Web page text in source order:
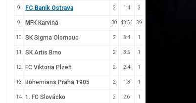
9. FC Baník Ostrava 2 1:4 3
9. MFK Karviná 30 43:51 39
10. SK Sigma Olomouc 2 3:4 1
11. SK Artis Brno 2 3:5 1
12. FC Viktoria Plzeň 2 2:4 1
13. Bohemians Praha 1905 2 1:3 1
14. 1. FC Slovácko 2 2:6 1